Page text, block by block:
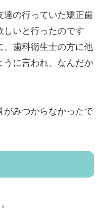
達の行っていた矯正歯
しいと行ったのです
、歯科衛生士の方に他
うに言われ、なんだか
がみつからなかったで